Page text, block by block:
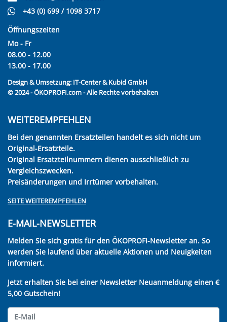
+43 (0) 699 / 1098 3717
Öffnungszeiten
Mo - Fr
08.00 - 12.00
13.00 - 17.00
Design & Umsetzung: IT-Center & Kubid GmbH
© 2024 - ÖKOPROFI.com - Alle Rechte vorbehalten
WEITEREMPFEHLEN
Bei den genannten Ersatzteilen handelt es sich nicht um
Original-Ersatzteile.
Original Ersatzteilnummern dienen ausschließlich zu
Vergleichszwecken.
Preisänderungen und Irrtümer vorbehalten.
SEITE WEITEREMPFEHLEN
E-MAIL-NEWSLETTER
Melden Sie sich gratis für den ÖKOPROFI-Newsletter an. So
werden Sie laufend über aktuelle Aktionen und Neuigkeiten
informiert.
Jetzt erhalten Sie bei einer Newsletter Neuanmeldung einen €
5,00 Gutschein!